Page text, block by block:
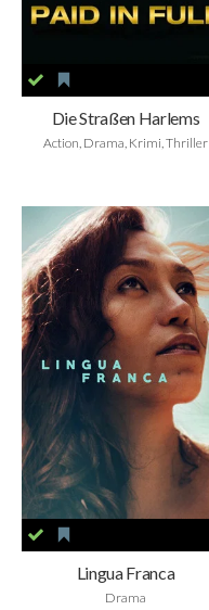
Die Straßen Harlems
Action, Drama, Krimi, Thriller
Lingua Franca
Drama